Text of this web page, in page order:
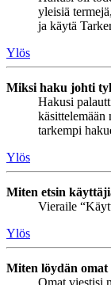
yleisiä
ja käytä
Ylös
Miksi haku johti
Hakusi
käsittelemään
tarkempi
Ylös
Miten etsin
Vieraile
Ylös
Miten löydän
Omat viestisi